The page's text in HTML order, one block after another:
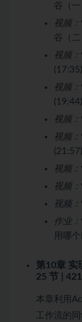
谷（
视频：
谷（
视频：
(17:35)
视频：
(19:44)
视频：
视频：
(21:57)
视频：
视频：
视频：
作业：
用哪
第10章 实
25 节 |
本章利用
工作流的